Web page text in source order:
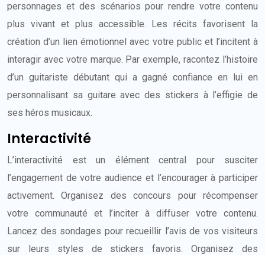
personnages et des scénarios pour rendre votre contenu
plus vivant et plus accessible. Les récits favorisent la
création d’un lien émotionnel avec votre public et l’incitent à
interagir avec votre marque. Par exemple, racontez l’histoire
d’un guitariste débutant qui a gagné confiance en lui en
personnalisant sa guitare avec des stickers à l’effigie de
ses héros musicaux.
Interactivité
L’interactivité est un élément central pour susciter
l’engagement de votre audience et l’encourager à participer
activement. Organisez des concours pour récompenser
votre communauté et l’inciter à diffuser votre contenu.
Lancez des sondages pour recueillir l’avis de vos visiteurs
sur leurs styles de stickers favoris. Organisez des